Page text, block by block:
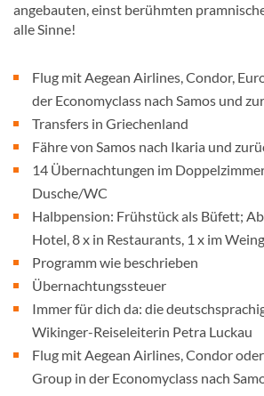
angebauten, einst berühmten
alle Sinne!
Flug mit Aegean Airlines, Condor,
der Economyclass nach Samos und
Transfers in Griechenland
Fähre von Samos nach Ikaria und
14 Übernachtungen im
Dusche/WC
Halbpension: Frühstück als Büfett;
Hotel, 8 x in Restaurants, 1 x im
Programm wie beschrieben
Übernachtungssteuer
Immer für dich da: die
Wikinger-Reiseleiterin Petra Luckau
Flug mit Aegean Airlines, Condor
Group in der Economyclass nach